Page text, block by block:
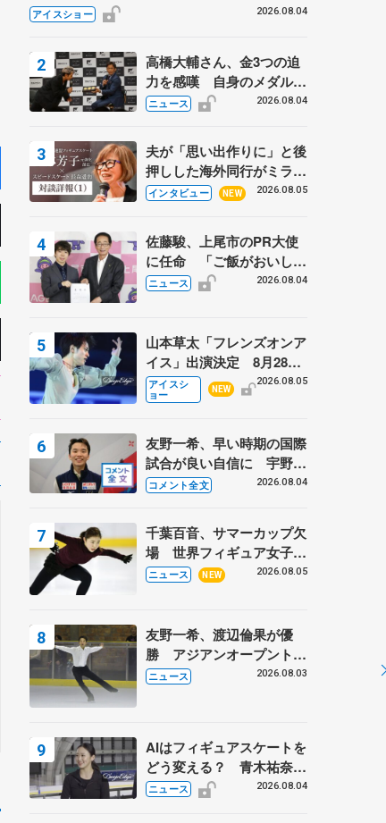
アイスショー 2026.08.04
高橋大輔さん、金3つの迫
力を感嘆 自身のメダルは
「どちらに？」 〝リス兄
野村忠宏さんと対談
ニュース 2026.08.04
夫が「思い出作りに」と後
押しした海外同行がミラノ
まで… 繁華街のリンクで
に 小林芳子さんが振り返
るスケート人生
インタビュー NEW 2026.08.05
佐藤駿、上尾市のPR大使
に任命 「ご飯がおいし
く、住みやすいのが魅力」
ニュース 2026.08.04
山本草太「フレンズオンア
イス」出演決定 8月28日
（金）2公演のみ 荒川静
香さんプロデュース、20
アイスシ
ョー
NEW
2026.08.05
友野一希、早い時期の国際
試合が良い自信に 宇野昌
磨の現役復帰に思っている
トロフィーフリー後】
コメント全文 2026.08.04
千葉百音、サマーカップ欠
場 世界フィギュア女子2
位
ニュース NEW 2026.08.05
友野一希、渡辺倫果が優
勝 アジアンオープントロ
フィー
ニュース 2026.08.03
AIはフィギュアスケートを
どう変える？ 青木祐奈と
考える採点、トレーニング
ニュース 2026.08.04